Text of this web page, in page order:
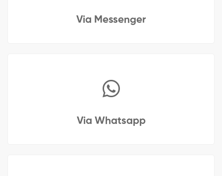
Via Messenger
Via Whatsapp